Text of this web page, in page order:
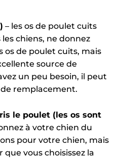
– les os de poulet cuits
chiens, ne donnez
os de poulet cuits, mais
source de
un peu besoin, il peut
remplacement.
le poulet (les os sont
à votre chien du
pour votre chien, mais
que vous choisissez la